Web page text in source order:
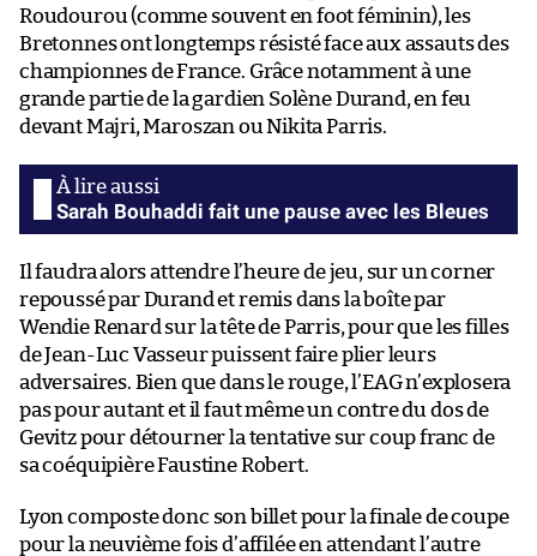
Roudourou (comme souvent en foot féminin), les
Bretonnes ont longtemps résisté face aux assauts des
championnes de France. Grâce notamment à une
grande partie de la gardien Solène Durand, en feu
devant Majri, Maroszan ou Nikita Parris.
Sarah Bouhaddi fait une pause avec les Bleues
Il faudra alors attendre l’heure de jeu, sur un corner
repoussé par Durand et remis dans la boîte par
Wendie Renard sur la tête de Parris, pour que les filles
de Jean-Luc Vasseur puissent faire plier leurs
adversaires. Bien que dans le rouge, l’EAG n’explosera
pas pour autant et il faut même un contre du dos de
Gevitz pour détourner la tentative sur coup franc de
sa coéquipière Faustine Robert.
Lyon composte donc son billet pour la finale de coupe
pour la neuvième fois d’affilée en attendant l’autre